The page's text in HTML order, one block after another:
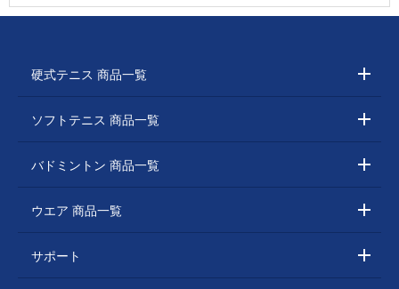
硬式テニス 商品一覧
ソフトテニス 商品一覧
バドミントン 商品一覧
ウエア 商品一覧
サポート